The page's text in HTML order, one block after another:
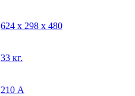
624 x 298 x 480
33 кг.
210 А